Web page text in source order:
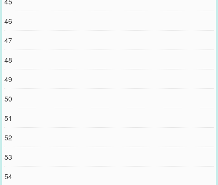
46
47
48
49
50
51
52
53
54